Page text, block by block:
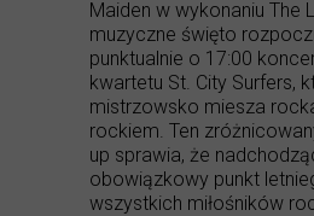
Maiden w wykonaniu The
muzyczne święto
punktualnie o 17:00
kwartetu St. City Surfers,
mistrzowsko miesza
rockiem. Ten
up sprawia, że
obowiązkowy punkt
wszystkich miłośników